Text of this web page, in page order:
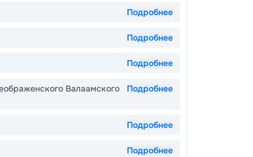
Подробнее
Подробнее
Подробнее
Валаамского
Подробнее
Подробнее
Подробнее